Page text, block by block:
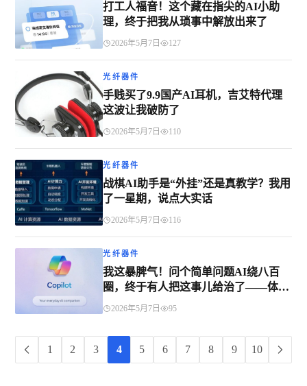
打工人福音！这个藏在指尖的AI小助
理，终于把我从琐事中解放出来了
2026年5月7日 127
光纤器件
手贱买了9.9国产AI耳机，吉艾特代理
这波让我破防了
2026年5月7日 110
光纤器件
战棋AI助手是“外挂”还是真教学？我用
了一星期，说点大实话
2026年5月7日 116
光纤器件
我这暴脾气！问个简单问题AI绕八百
圈，终于有人把这事儿给治了——体验
AI助手5.6.3.8的真实感受
2026年5月7日 95
1 2 3 4 5 6 7 8 9 10